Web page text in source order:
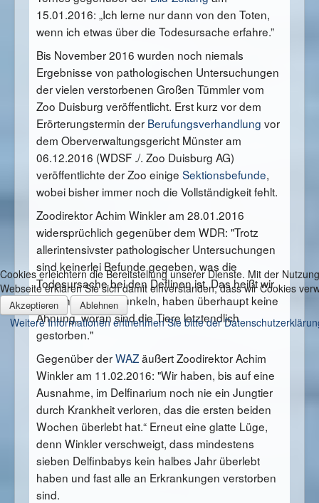
15.01.2016: „Ich lerne nur dann von den Toten,
wenn ich etwas über die Todesursache erfahre.”
Bis November 2016 wurden noch niemals
Ergebnisse von pathologischen Untersuchungen
der vielen verstorbenen Großen Tümmler vom
Zoo Duisburg veröffentlicht. Erst kurz vor dem
Erörterungstermin der Berufungsverhandlung vor
dem Oberverwaltungsgericht Münster am
06.12.2016 (WDSF ./. Zoo Duisburg AG)
veröffentlichte der Zoo einige Sektionsbefunde,
wobei bisher immer noch die Vollständigkeit fehlt.
Zoodirektor Achim Winkler am 28.01.2016
widersprüchlich gegenüber dem WDR: "Trotz
allerintensivster pathologischer Untersuchungen
sind keinerlei Befunde gegeben, was die
Todesursache bei den Deflinen ist. Das heißt wir
stehen völlig im Dunkeln, haben überhaupt keine
Ahnung, woran sind die Tiere letztendlich
gestorben."
Gegenüber derWAZäußert Zoodirektor Achim
Winkler am 11.02.2016: "Wir haben, bis auf eine
Ausnahme, im Delfinarium noch nie ein Jungtier
durch Krankheit verloren, das die ersten beiden
Wochen überlebt hat.“ Erneut eine glatte Lüge,
denn Winkler verschweigt, dass mindestens
sieben Delfinbabys kein halbes Jahr überlebt
haben und fast alle an Erkrankungen verstorben
sind.
Cookies erleichtern die Bereitstellung unserer Dienste. Mit der
Webseite erklären Sie sich damit einverstanden, dass wir Cookies
Akzeptieren Ablehnen
Weitere Informationen entnehmen Sie bitte der